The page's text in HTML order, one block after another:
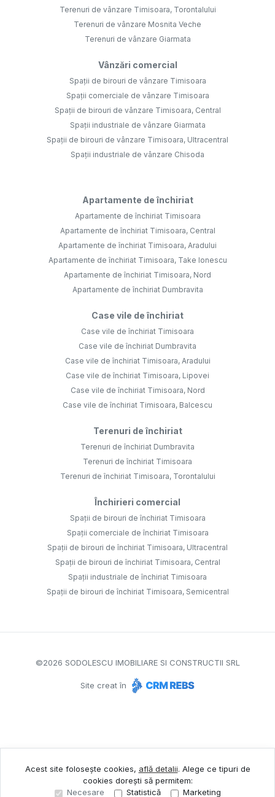
Terenuri de vânzare Timisoara, Torontalului
Terenuri de vânzare Mosnita Veche
Terenuri de vânzare Giarmata
Vânzări comercial
Spații de birouri de vânzare Timisoara
Spații comerciale de vânzare Timisoara
Spații de birouri de vânzare Timisoara, Central
Spații industriale de vânzare Giarmata
Spații de birouri de vânzare Timisoara, Ultracentral
Spații industriale de vânzare Chisoda
Apartamente de închiriat
Apartamente de închiriat Timisoara
Apartamente de închiriat Timisoara, Central
Apartamente de închiriat Timisoara, Aradului
Apartamente de închiriat Timisoara, Take Ionescu
Apartamente de închiriat Timisoara, Nord
Apartamente de închiriat Dumbravita
Case vile de închiriat
Case vile de închiriat Timisoara
Case vile de închiriat Dumbravita
Case vile de închiriat Timisoara, Aradului
Case vile de închiriat Timisoara, Lipovei
Case vile de închiriat Timisoara, Nord
Case vile de închiriat Timisoara, Balcescu
Terenuri de închiriat
Terenuri de închiriat Dumbravita
Terenuri de închiriat Timisoara
Terenuri de închiriat Timisoara, Torontalului
Închirieri comercial
Spații de birouri de închiriat Timisoara
Spații comerciale de închiriat Timisoara
Spații de birouri de închiriat Timisoara, Ultracentral
Spații de birouri de închiriat Timisoara, Central
Spații industriale de închiriat Timisoara
Spații de birouri de închiriat Timisoara, Semicentral
©2026 SODOLESCU IMOBILIARE SI CONSTRUCTII SRL
Site creat în
Acest site folosește cookies, află detalii. Alege ce tipuri de
cookies dorești să permitem:
Necesare
Statistică Marketing